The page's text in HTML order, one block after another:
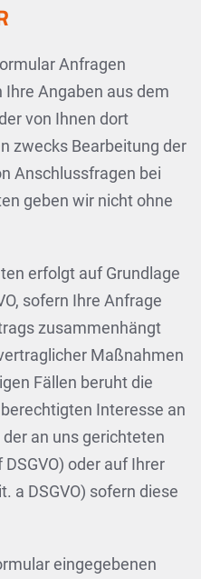
Anfragen
Angaben aus dem
von Ihnen dort
zwecks Bearbeitung der
Anschlussfragen bei
geben wir nicht ohne
erfolgt auf Grundlage
sofern Ihre Anfrage
zusammenhängt
Maßnahmen
Fällen beruht die
Interesse an
an uns gerichteten
oder auf Ihrer
a DSGVO) sofern diese
eingegebenen